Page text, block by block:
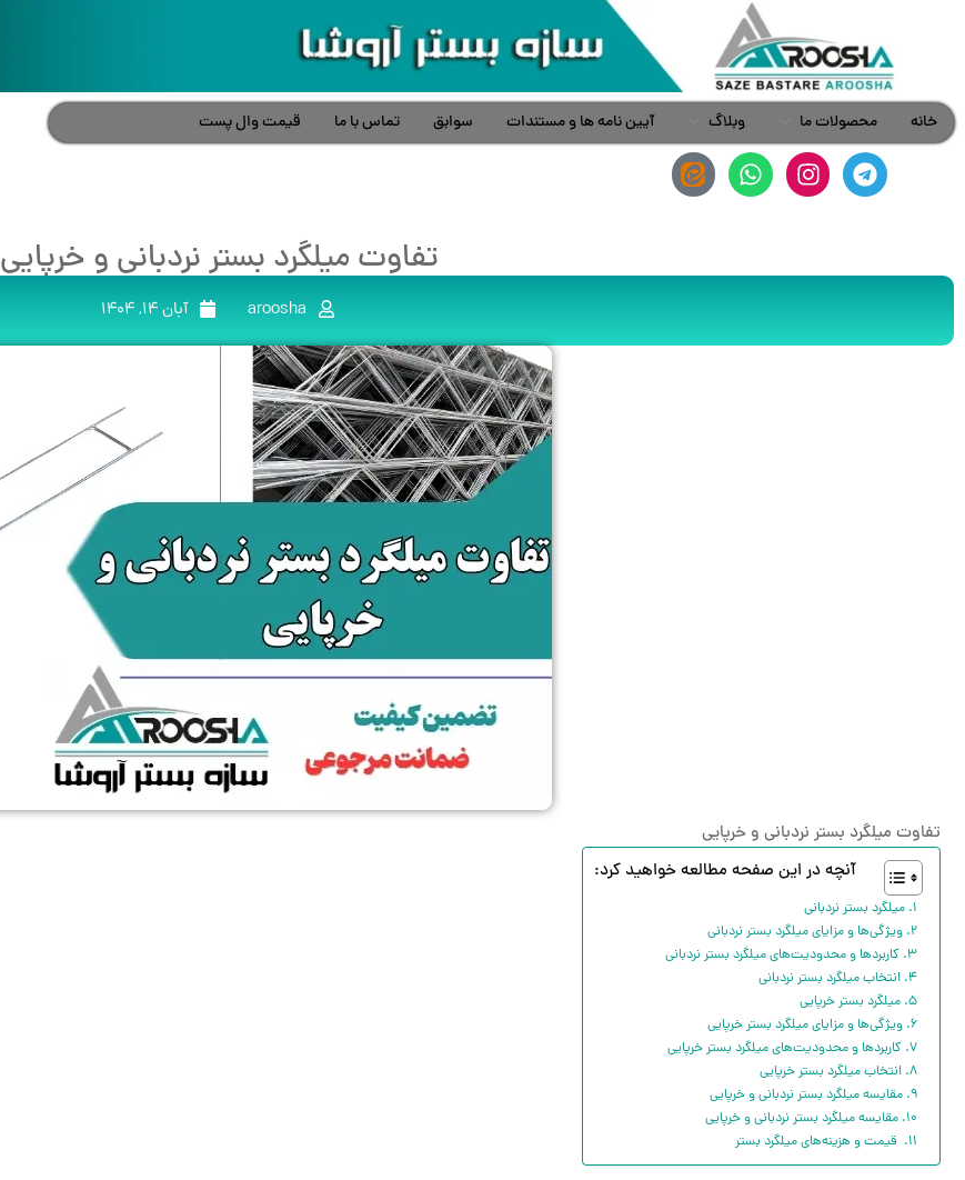
خانه محصولات ما وبلاگ آیین نامه ها و مستندات سوابق تماس با ما قیمت وال پست
تفاوت میلگرد بستر نردبانی و خرپایی
aroosha آبان 14, 1404
تفاوت میلگرد بستر نردبانی و خرپایی
آنچه در این صفحه مطالعه خواهید کرد:
میلگرد بستر نردبانی
ویژگی‌ها و مزایای میلگرد بستر نردبانی
کاربردها و محدودیت‌های میلگرد بستر نردبانی
انتخاب میلگرد بستر نردبانی
میلگرد بستر خرپایی
ویژگی‌ها و مزایای میلگرد بستر خرپایی
کاربردها و محدودیت‌های میلگرد بستر خرپایی
انتخاب میلگرد بستر خرپایی
مقایسه میلگرد بستر نردبانی و خرپایی
مقایسه میلگرد بستر نردبانی و خرپایی
قیمت و هزینه‌های میلگرد بستر